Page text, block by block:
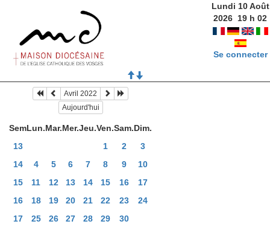
Lundi 10 Août
2026 19 h02
Se connecter
Avril 2022
Aujourd'hui
SemLun.Mar.Mer.Jeu.Ven.Sam.Dim.
13
1 2
3
14
4 5 6 7 8 9
10
15
11 12 13 14 15 16
17
16
18 19 20 21 22 23
24
17
25 26 27 28 29 30